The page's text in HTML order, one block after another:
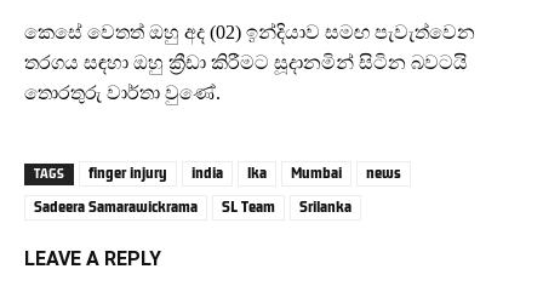
කෙසේ වෙතත් ඔහු අද (02) ඉන්දියාව සමඟ පැවැත්වෙන
තරගය සඳහා ඔහු ක්‍රීඩා කිරීමට සූදානමින් සිටින බවටයි
තොරතුරු වාර්තා වුණේ.
TAGS finger injury india lka Mumbai
news
Sadeera Samarawickrama
SL Team Srilanka
LEAVE A REPLY